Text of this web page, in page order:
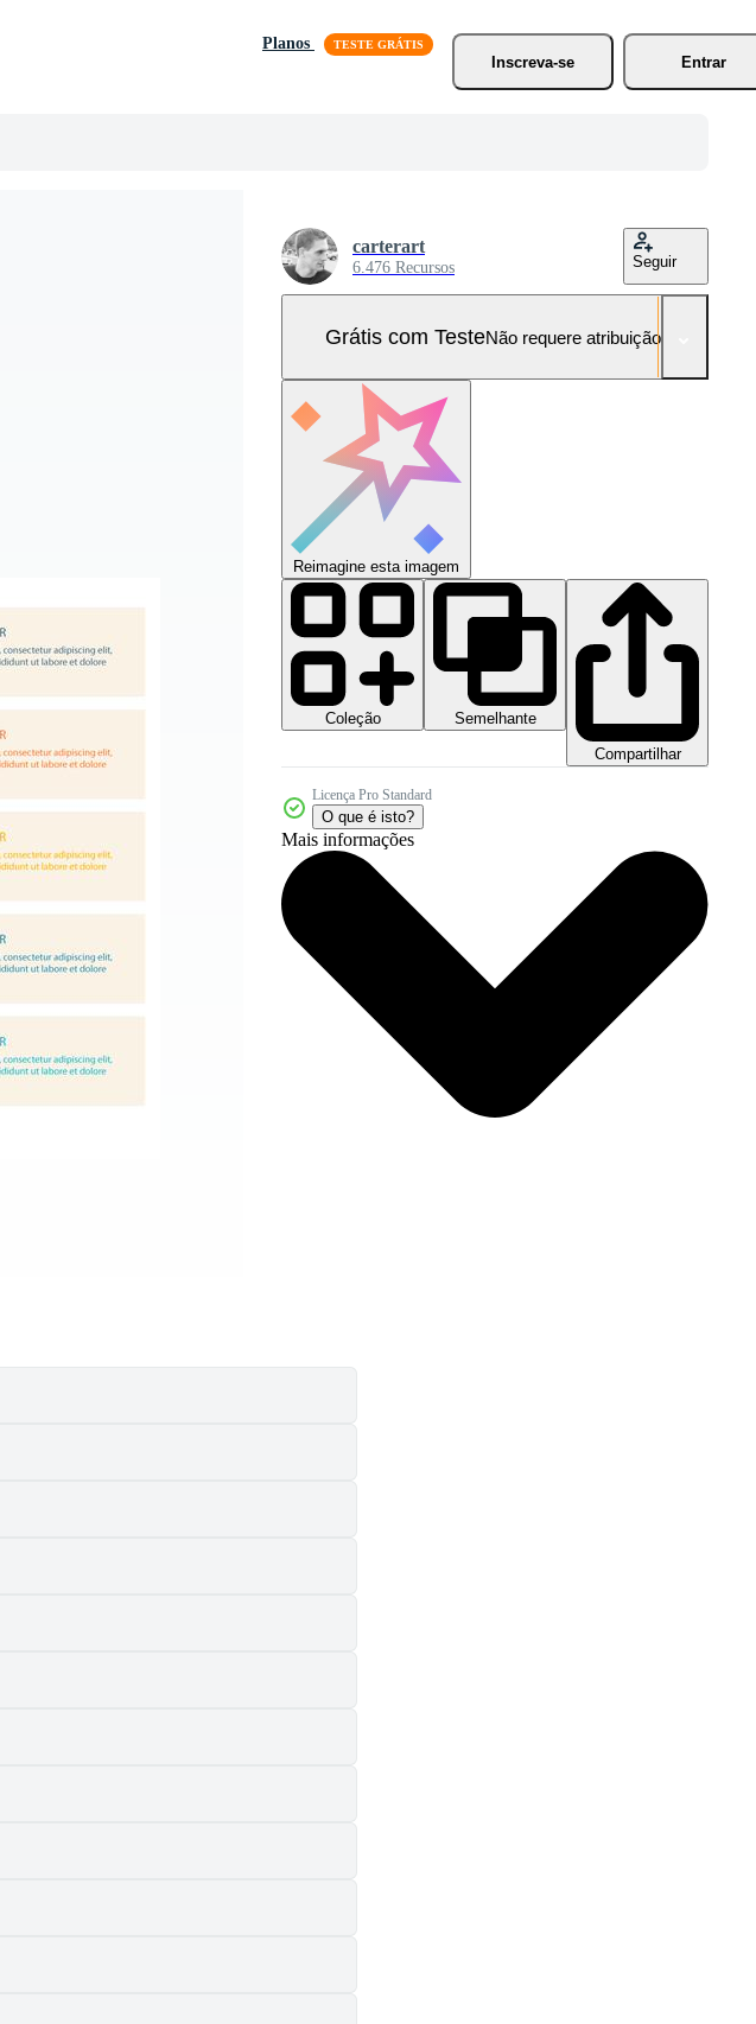
Planos
Inscreva-se
Entrar
carterart
6.476 Recursos Seguir
Grátis com TesteNão requere atribuição!
Reimagine esta imagem
Coleção
Semelhante
Compartilhar
Licença Pro Standard
O que é isto?
Mais informações